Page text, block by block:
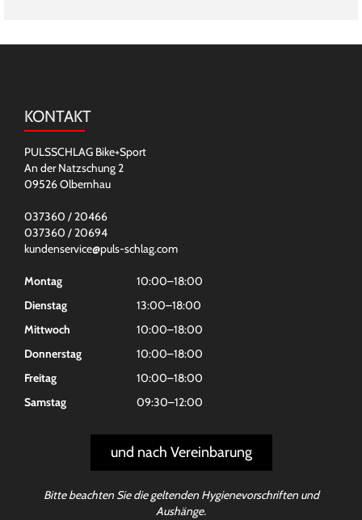
KONTAKT
PULSSCHLAG Bike+Sport
An der Natzschung 2
09526 Olbernhau
037360 / 20466
037360 / 20694
kundenservice@puls-schlag.com
Montag
10:00–18:00
Dienstag
13:00–18:00
Mittwoch
10:00–18:00
Donnerstag
10:00–18:00
Freitag
10:00–18:00
Samstag
09:30–12:00
und nach Vereinbarung
Bitte beachten Sie die geltenden Hygienevorschriften und
Aushänge.